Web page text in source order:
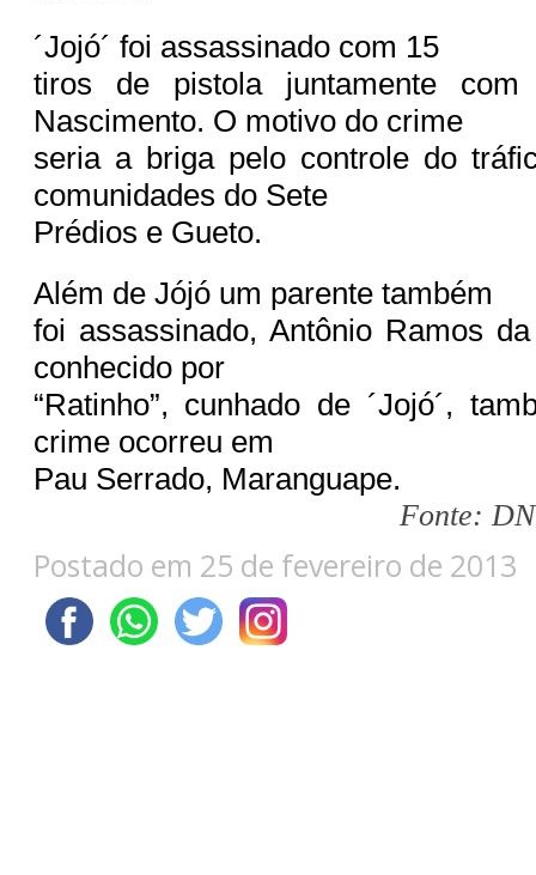
´Jojó´ foi assassinado com 15
tiros de pistola juntamente com
Nascimento. O motivo do crime
seria a briga pelo controle do
comunidades do Sete
Prédios e Gueto.
Além de Jójó um parente também
foi assassinado, Antônio Ramos
conhecido por
“Ratinho”, cunhado de ´Jojó´,
crime ocorreu em
Pau Serrado, Maranguape.
Fonte:
Postado em 25 de fevereiro de 2013